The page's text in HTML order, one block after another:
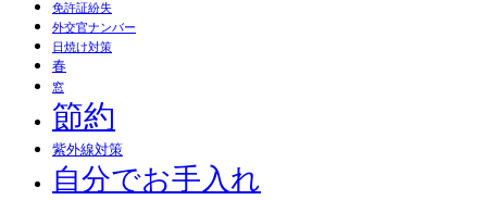
免許証紛失
外交官ナンバー
日焼け対策
春
窓
節約
紫外線対策
自分でお手入れ